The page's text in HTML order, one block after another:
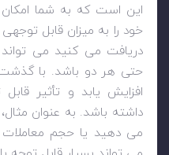
این است که به شما
خود را به میزان قابل
دریافت می کنید می
حتی هر دو باشد. با گذشت
افزایش یابد و تأثیر
داشته باشد. به عنوان
می دهید یا حجم معاملات